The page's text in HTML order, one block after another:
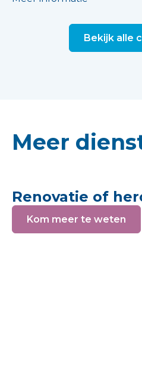
Bekijk alle
Meer
Renovatie of
Kom meer te weten